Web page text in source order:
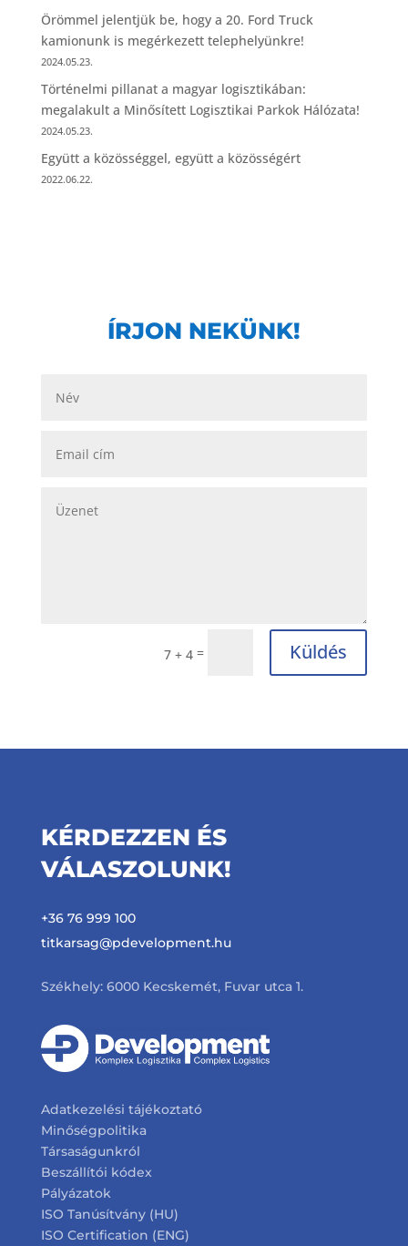
Örömmel jelentjük be, hogy a 20. Ford Truck
kamionunk is megérkezett telephelyünkre!
2024.05.23.
Történelmi pillanat a magyar logisztikában:
megalakult a Minősített Logisztikai Parkok Hálózata!
2024.05.23.
Együtt a közösséggel, együtt a közösségért
2022.06.22.
ÍRJON NEKÜNK!
7 + 4 = Küldés
KÉRDEZZEN ÉS
VÁLASZOLUNK!
+36 76 999 100
titkarsag@pdevelopment.hu
Székhely: 6000 Kecskemét, Fuvar utca 1.
Adatkezelési tájékoztató
Minőségpolitika
Társaságunkról
Beszállítói kódex
Pályázatok
ISO Tanúsítvány (HU)
ISO Certification (ENG)